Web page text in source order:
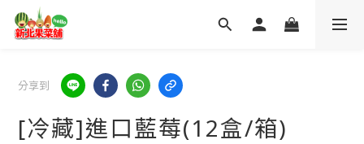
分享到
[冷藏]進口藍莓(12盒/箱)